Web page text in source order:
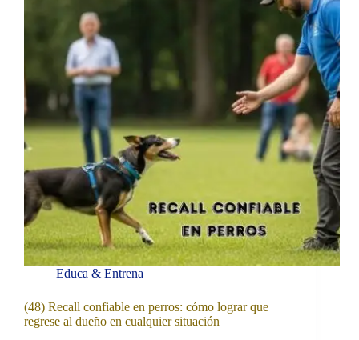
Educa & Entrena
(48) Recall confiable en perros: cómo lograr que
regrese al dueño en cualquier situación